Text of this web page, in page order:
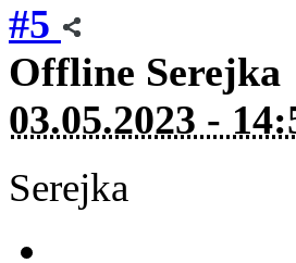
#5
Offline Serejka
03.05.2023 -
Serejka